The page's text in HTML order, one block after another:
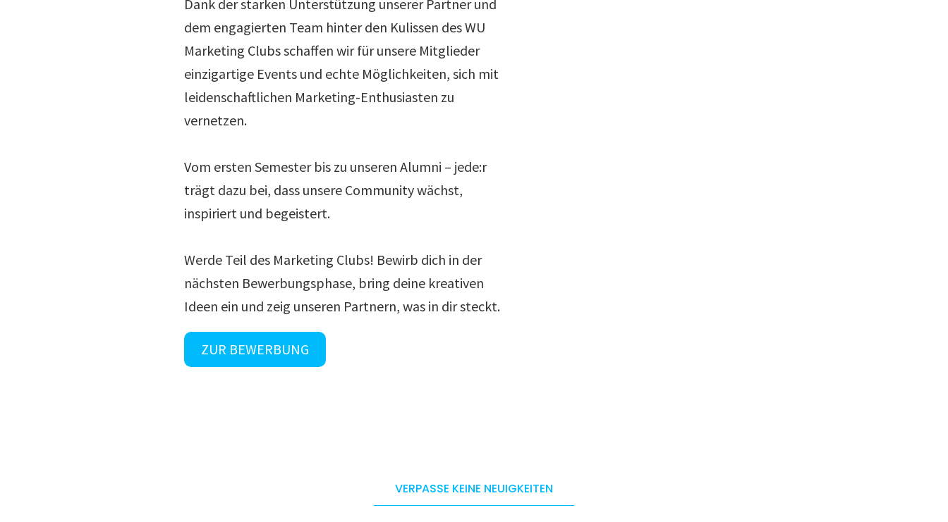
Dank der starken Unterstützung unserer Partner und
dem engagierten Team hinter den Kulissen des WU
Marketing Clubs schaffen wir für unsere Mitglieder
einzigartige Events und echte Möglichkeiten, sich mit
leidenschaftlichen Marketing-Enthusiasten zu
vernetzen.
Vom ersten Semester bis zu unseren Alumni – jede:r
trägt dazu bei, dass unsere Community wächst,
inspiriert und begeistert.
Werde Teil des Marketing Clubs! Bewirb dich in der
nächsten Bewerbungsphase, bring deine kreativen
Ideen ein und zeig unseren Partnern, was in dir steckt.
ZUR BEWERBUNG
VERPASSE KEINE NEUIGKEITEN